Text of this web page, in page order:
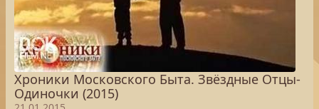
Хроники Московского Быта. Звёздные Отцы-
Одиночки (2015)